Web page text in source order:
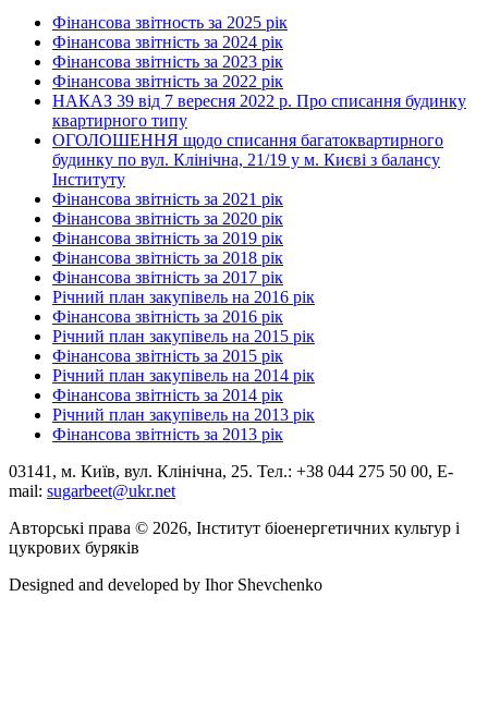
Фінансова звітность за 2025 рік
Фінансова звітність за 2024 рік
Фінансова звітність за 2023 рік
Фінансова звітність за 2022 рік
НАКАЗ 39 від 7 вересня 2022 р. Про списання будинку
квартирного типу
ОГОЛОШЕННЯ щодо списання багатоквартирного
будинку по вул. Клінічна, 21/19 у м. Києві з балансу
Інституту
Фінансова звітність за 2021 рік
Фінансова звітність за 2020 рік
Фінансова звітність за 2019 рік
Фінансова звітність за 2018 рік
Фінансова звітність за 2017 рік
Річний план закупівель на 2016 рік
Фінансова звітність за 2016 рік
Річний план закупівель на 2015 рік
Фінансова звітність за 2015 рік
Річний план закупівель на 2014 рік
Фінансова звітність за 2014 рік
Річний план закупівель на 2013 рік
Фінансова звітність за 2013 рік
03141, м. Київ, вул. Клінічна, 25. Тел.: +38 044 275 50 00, E-
mail: sugarbeet@ukr.net
Авторські права © 2026, Інститут біоенергетичних культур і
цукрових буряків
Designed and developed by Ihor Shevchenko